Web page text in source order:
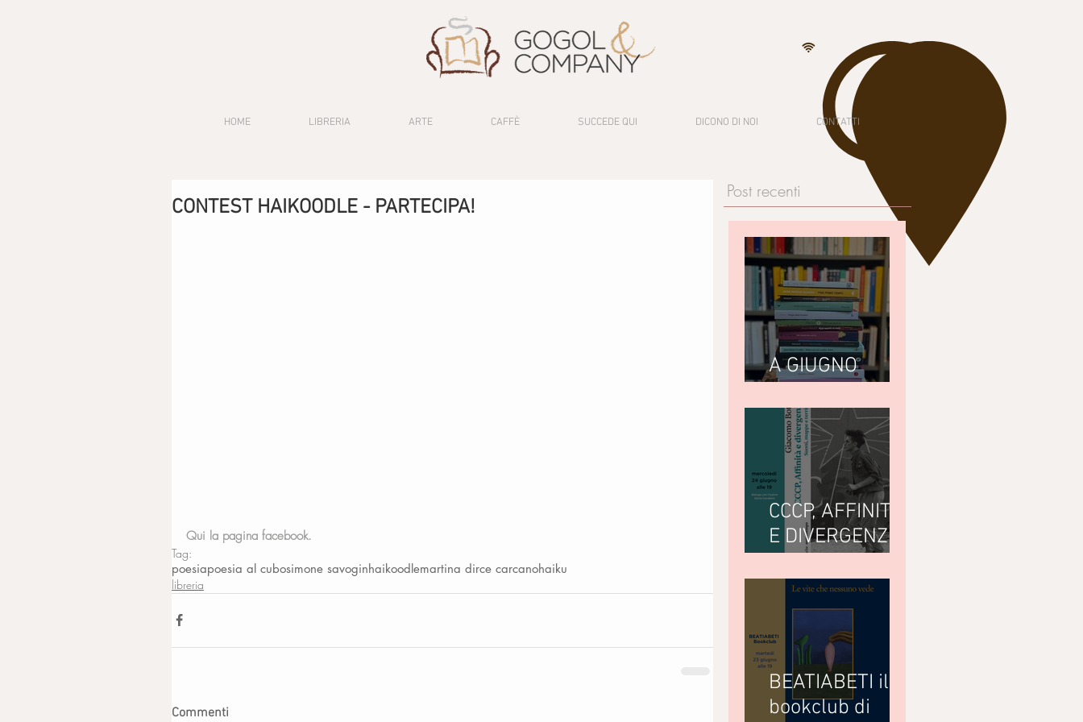
HOME LIBRERIA ARTE CAFFÈ SUCCEDE QUI DICONO DI NOI CONTATTI
CONTEST HAIKOODLE - PARTECIPA!
Qui la pagina facebook.
Tag:
poesiapoesia al cubosimone savoginhaikoodlemartina dirce carcanohaiku
libreria
Commenti
Post recenti
A GIUGNO
CCCP, AFFINITÀ
E DIVERGENZE
Bottà
(Nottetempo)
BEATIABETI il
bookclub di